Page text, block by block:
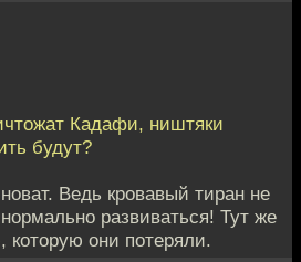
Кадафи, ништяки
будут?
Ведь кровавый тиран не
развиваться! Тут же
они потеряли.